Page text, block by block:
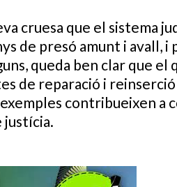
cruesa que el sistema
de presó amunt i avall, i
queda ben clar que el
de reparació i reinserció
contribueixen a
justícia.